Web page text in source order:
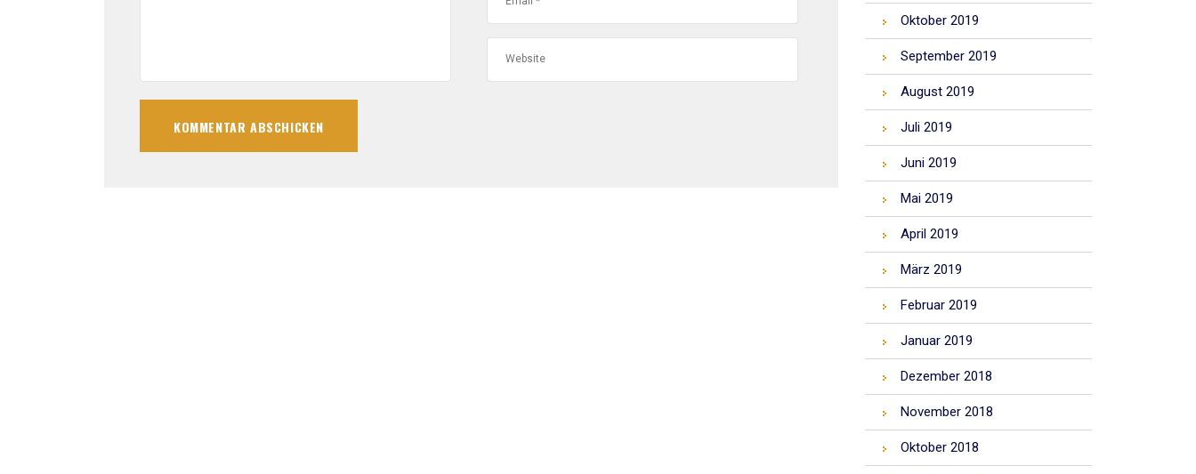
Oktober 2019
September 2019
August 2019
Juli 2019
Juni 2019
Mai 2019
April 2019
März 2019
Februar 2019
Januar 2019
Dezember 2018
November 2018
Oktober 2018